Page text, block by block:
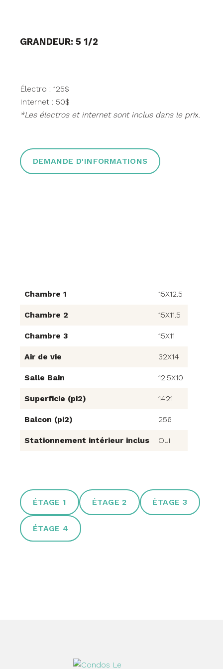
GRANDEUR: 5 1/2
Électro : 125$
Internet : 50$
*Les électros et internet sont inclus dans le prix.
DEMANDE D'INFORMATIONS
Chambre 1 15X12.5
Chambre 2 15X11.5
Chambre 3 15X11
Air de vie 32X14
Salle Bain 12.5X10
Superficie (pi2) 1421
Balcon (pi2) 256
Stationnement intérieur inclus Oui
ÉTAGE 1 ÉTAGE 2 ÉTAGE 3
ÉTAGE 4